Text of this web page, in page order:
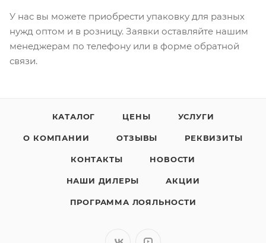
У нас вы можете приобрести упаковку для разных
нужд оптом и в розницу. Заявки оставляйте нашим
менеджерам по телефону или в форме обратной
связи.
КАТАЛОГ ЦЕНЫ УСЛУГИ
О КОМПАНИИ ОТЗЫВЫ РЕКВИЗИТЫ
КОНТАКТЫ НОВОСТИ
НАШИ ДИЛЕРЫ АКЦИИ
ПРОГРАММА ЛОЯЛЬНОСТИ